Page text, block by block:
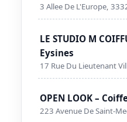
3 Allee De L'Europe,
LE STUDIO M
Eysines
17 Rue Du Lieutenant
OPEN LOOK –
223 Avenue De Saint-